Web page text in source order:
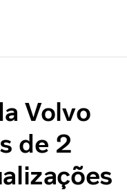
Volvo
de 2